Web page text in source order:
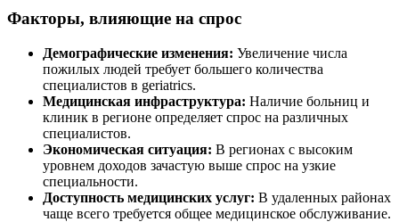
Факторы, влияющие на спрос
Демографические изменения: Увеличение числа
пожилых людей требует большего количества
специалистов в geriatrics.
Медицинская инфраструктура: Наличие больниц и
клиник в регионе определяет спрос на различных
специалистов.
Экономическая ситуация: В регионах с высоким
уровнем доходов зачастую выше спрос на узкие
специальности.
Доступность медицинских услуг: В удаленных районах
чаще всего требуется общее медицинское обслуживание.